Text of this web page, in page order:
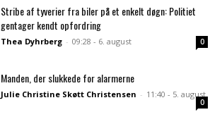
Stribe af tyverier fra biler på et enkelt døgn: Politiet
gentager kendt opfordring
Thea Dyhrberg - 09:28 - 6. august 0
Manden, der slukkede for alarmerne
Julie Christine Skøtt Christensen - 11:40 - 5. august
0